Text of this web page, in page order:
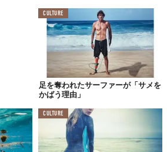
CULTURE
足を奪われたサーファーが「サメを
かばう理由」
CULTURE